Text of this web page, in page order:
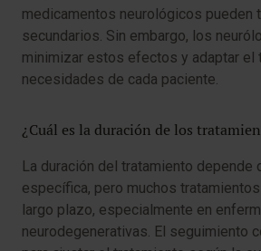
medicamentos neurológicos pueden
secundarios. Sin embargo, los
minimizar estos efectos y adaptar el
necesidades de cada paciente.
¿Cuál es la duración de los
La duración del tratamiento depende
específica, pero muchos
largo plazo, especialmente en
neurodegenerativas. El seguimiento